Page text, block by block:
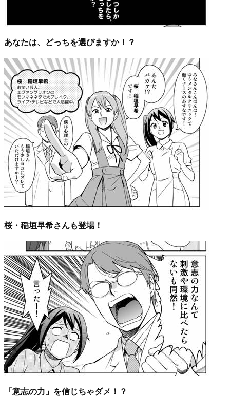
あなたは、どっちを選びますか！？
桜・稲垣早希さんも登場！
「意志の力」を信じちゃダメ！？